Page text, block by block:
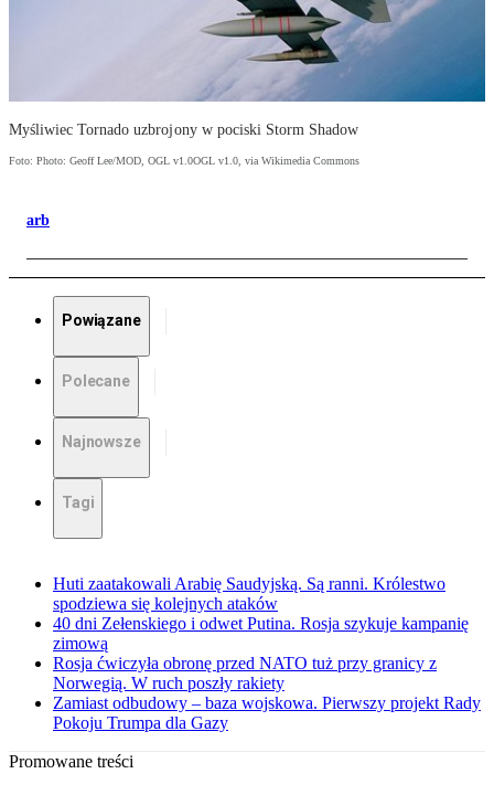
Myśliwiec Tornado uzbrojony w pociski Storm Shadow
Foto: Photo: Geoff Lee/MOD, OGL v1.0OGL v1.0, via Wikimedia Commons
arb
Powiązane
Polecane
Najnowsze
Tagi
Huti zaatakowali Arabię Saudyjską. Są ranni. Królestwo
spodziewa się kolejnych ataków
40 dni Zełenskiego i odwet Putina. Rosja szykuje kampanię
zimową
Rosja ćwiczyła obronę przed NATO tuż przy granicy z
Norwegią. W ruch poszły rakiety
Zamiast odbudowy – baza wojskowa. Pierwszy projekt Rady
Pokoju Trumpa dla Gazy
Promowane treści